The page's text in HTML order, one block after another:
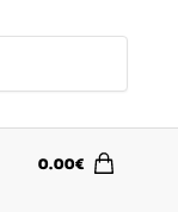
0.00€